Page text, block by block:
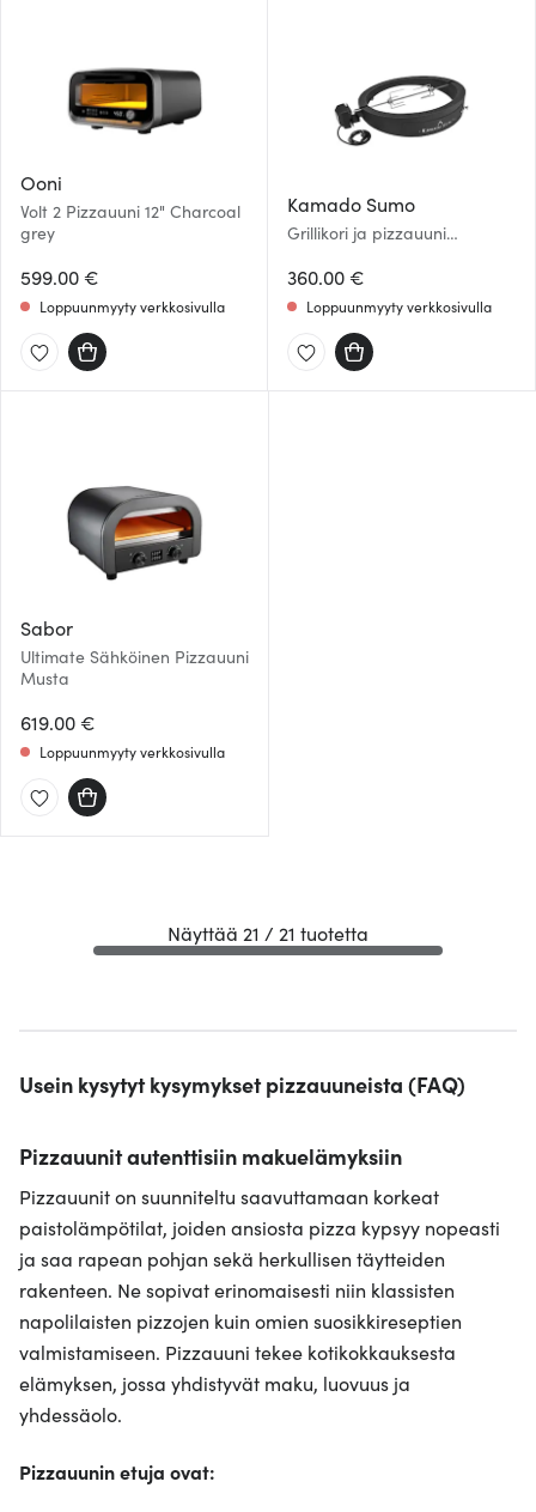
tietoja muihin tietoihin, joita olet antanut heille tai joita on
kerätty, kun olet käyttänyt heidän palvelujaan.
Ooni
Volt 2 Pizzauuni 12" Charcoal
grey
599.00 €
Loppuunmyyty verkkosivulla
Kamado Sumo
Grillikori ja pizzauuni
360.00 €
Loppuunmyyty verkkosivulla
Sabor
Ultimate Sähköinen Pizzauuni
Musta
619.00 €
Loppuunmyyty verkkosivulla
Näyttää 21 / 21 tuotetta
Usein kysytyt kysymykset pizzauuneista (FAQ)
Pizzauunit autenttisiin makuelämyksiin
Pizzauunit on suunniteltu saavuttamaan korkeat
paistolämpötilat, joiden ansiosta pizza kypsyy nopeasti
ja saa rapean pohjan sekä herkullisen täytteiden
rakenteen. Ne sopivat erinomaisesti niin klassisten
napolilaisten pizzojen kuin omien suosikkireseptien
valmistamiseen. Pizzauuni tekee kotikokkauksesta
elämyksen, jossa yhdistyvät maku, luovuus ja
yhdessäolo.
Pizzauunin etuja ovat: